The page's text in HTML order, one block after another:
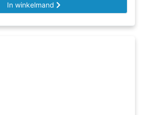
In winkelmand